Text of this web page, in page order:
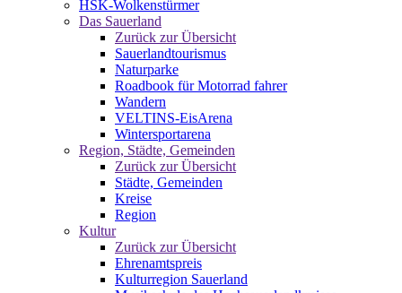
HSK-Wolkenstürmer
Das Sauerland
Zurück zur Übersicht
Sauerlandtourismus
Naturparke
Roadbook für Motorrad fahrer
Wandern
VELTINS-EisArena
Wintersportarena
Region, Städte, Gemeinden
Zurück zur Übersicht
Städte, Gemeinden
Kreise
Region
Kultur
Zurück zur Übersicht
Ehrenamtspreis
Kulturregion Sauerland